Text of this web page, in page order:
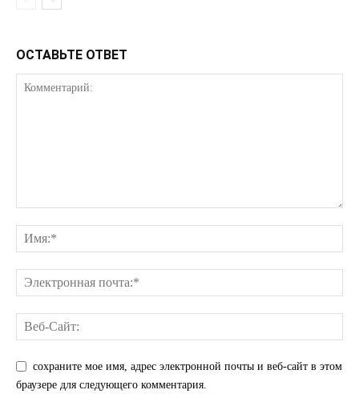
КавПолит
ОСТАВЬТЕ ОТВЕТ
сохраните мое имя, адрес электронной почты и веб-сайт в этом
браузере для следующего комментария.